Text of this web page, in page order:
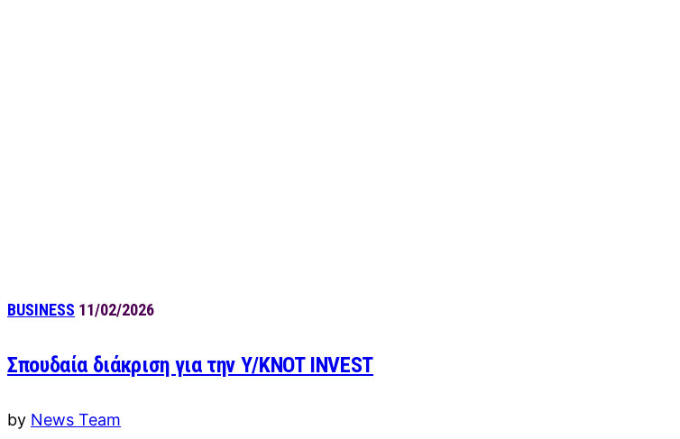
BUSINESS 11/02/2026
Σπουδαία διάκριση για την Υ/KNOT INVEST
by News Team